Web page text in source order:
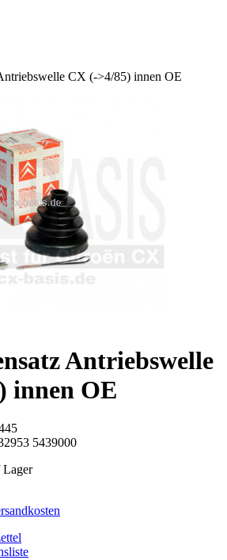
CX (->4/85) innen OE
Antriebswelle
innen OE
5439000